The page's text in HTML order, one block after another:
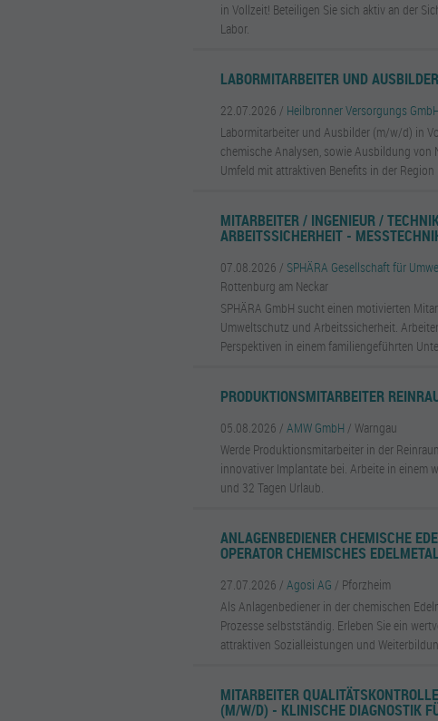
in Vollzeit! Beteiligen Sie sich aktiv an der
Labor.
LABORMITARBEITER UND
22.07.2026 / Heilbronner Versorgungs GmbH
Labormitarbeiter und Ausbilder (m/w/d) in
chemische Analysen, sowie Ausbildung
Umfeld mit attraktiven Benefits in der Region
MITARBEITER / INGENIEUR /
ARBEITSSICHERHEIT -
07.08.2026 / SPHÄRA Gesellschaft für
Rottenburg am Neckar
SPHÄRA GmbH sucht einen motivierten
Umweltschutz und Arbeitssicherheit.
Perspektiven in einem familiengeführten
PRODUKTIONSMITARBEITER
05.08.2026 /AMW GmbH / Warngau
Werde Produktionsmitarbeiter in der
innovativer Implantate bei. Arbeite in einem
und 32 Tagen Urlaub.
ANLAGENBEDIENER CHEMISCHE
OPERATOR CHEMISCHES
27.07.2026 /Agosi AG / Pforzheim
Als Anlagenbediener in der chemischen
Prozesse selbstständig. Erleben Sie ein
attraktiven Sozialleistungen und
MITARBEITER
(M/W/D) - KLINISCHE DIAGNOSTIK